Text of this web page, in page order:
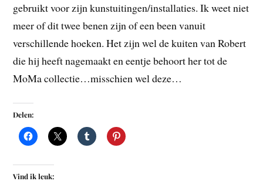
gebruikt voor zijn kunstuitingen/installaties. Ik weet niet
meer of dit twee benen zijn of een been vanuit
verschillende hoeken. Het zijn wel de kuiten van Robert
die hij heeft nagemaakt en eentje behoort her tot de
MoMa collectie…misschien wel deze…
Delen:
Vind ik leuk: